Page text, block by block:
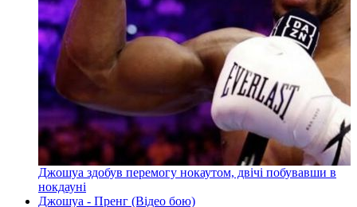
Джошуа здобув перемогу нокаутом, двічі побувавши в
нокдауні
Джошуа - Пренг (Відео бою)